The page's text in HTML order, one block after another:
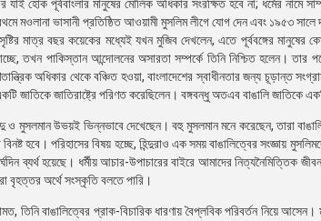
হোক পূর্ববাংলার মানুষের মৌলিক অধিকার সংরক্ষিত হবে না; ধর্মের নামে
মওলানা ভাসানী প্রতিষ্ঠিত আওয়ামী মুসলিম লীগে যোগ দেন এবং ১৯৫৩ সালে
মাত্র বছর কয়েকের মধ্যেই যখন মুজিব দেখলেন, এতে পূর্ববঙ্গের মানুষের
তখন পাকিস্তান আন্দোলনের অসারতা সম্পর্কে তিনি নিশ্চিত হলেন।
অধিকার থেকে বঞ্চিত হওয়া, বাংলাদেশের স্বাধীনতার জন্য চূড়ান্ত
জাতিকে জাতিরাষ্ট্রে পরিণত করেছিলেন। বঙ্গবন্ধু অতএব বাঙালি জাতিকে
ও মুসলমান উভয়ই ভিন্নভাবে দেখেছেন। বহু মুসলমান মনে করেছেন, তারা
হবে। পরিহাসের বিষয় হচ্ছে, হিন্দুরাও এক সময় বাঙালিত্বের সংজ্ঞায়
ব্যর্থ হয়েছে। ধর্মীয় আচার-উপাচারের বাইরে আমাদের নিত্যনৈমিত্তিক
বৃহত্তর অর্থে সংস্কৃতি বলতে পারি।
বাঙালিত্বের প্রাক-বিচারিক ধারণায় বৈপ্লবিক পরিবর্তন নিয়ে আসেন।